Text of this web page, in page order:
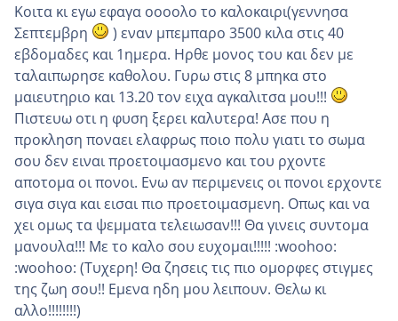
Κοιτα κι εγω εφαγα οοοολο το καλοκαιρι(γεννησα
Σεπτεμβρη
) εναν μπεμπαρο 3500 κιλα στις 40
εβδομαδες και 1ημερα. Ηρθε μονος του και δεν με
ταλαιπωρησε καθολου. Γυρω στις 8 μπηκα στο
μαιευτηριο και 13.20 τον ειχα αγκαλιτσα μου!!!
Πιστευω οτι η φυση ξερει καλυτερα! Ασε που η
προκληση ποναει ελαφρως ποιο πολυ γιατι το σωμα
σου δεν ειναι προετοιμασμενο και του ρχοντε
αποτομα οι πονοι. Ενω αν περιμενεις οι πονοι ερχοντε
σιγα σιγα και εισαι πιο προετοιμασμενη. Οπως και να
χει ομως τα ψεμματα τελειωσαν!!! Θα γινεις συντομα
μανουλα!!! Με το καλο σου ευχομαι!!!!! :woohoo:
:woohoo: (Τυχερη! Θα ζησεις τις πιο ομορφες στιγμες
της ζωη σου!! Εμενα ηδη μου λειπουν. Θελω κι
αλλο!!!!!!!!)